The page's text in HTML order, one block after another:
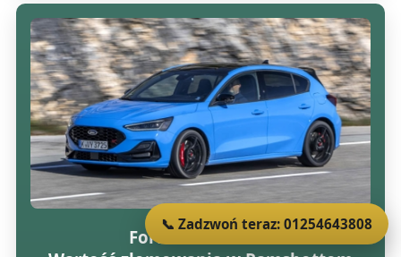
Ford focus lx tdci
📞 Zadzwoń teraz: 01254643808